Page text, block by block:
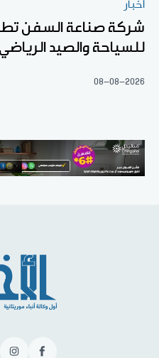
أخبار
شركة صناعة السفن
للسياحة والصيد الرياضي
08-08-2026